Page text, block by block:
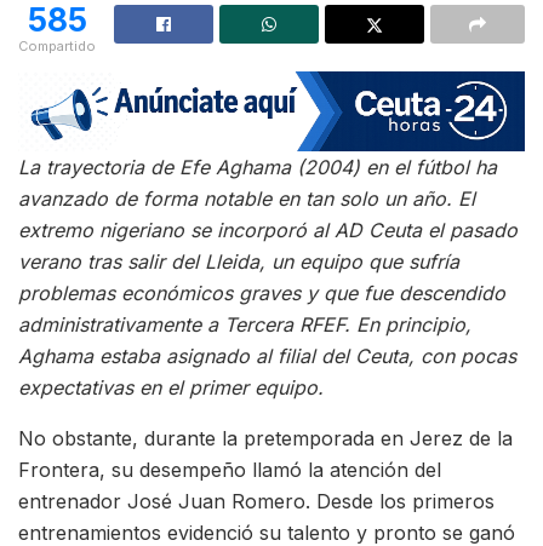
585
Compartido
La trayectoria de Efe Aghama (2004) en el fútbol ha
avanzado de forma notable en tan solo un año. El
extremo nigeriano se incorporó al AD Ceuta el pasado
verano tras salir del Lleida, un equipo que sufría
problemas económicos graves y que fue descendido
administrativamente a Tercera RFEF. En principio,
Aghama estaba asignado al filial del Ceuta, con pocas
expectativas en el primer equipo.
No obstante, durante la pretemporada en Jerez de la
Frontera, su desempeño llamó la atención del
entrenador José Juan Romero. Desde los primeros
entrenamientos evidenció su talento y pronto se ganó